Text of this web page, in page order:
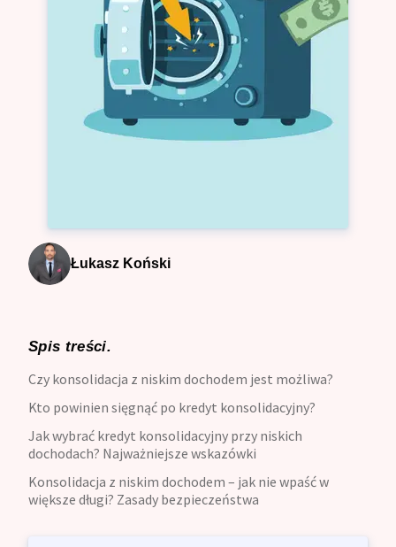
Łukasz Koński
Spis treści.
Czy konsolidacja z niskim dochodem jest możliwa?
Kto powinien sięgnąć po kredyt konsolidacyjny?
Jak wybrać kredyt konsolidacyjny przy niskich
dochodach? Najważniejsze wskazówki
Konsolidacja z niskim dochodem – jak nie wpaść w
większe długi? Zasady bezpieczeństwa